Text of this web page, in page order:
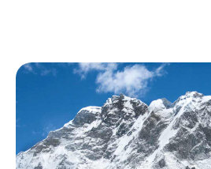
Экспедиции
Трекинги Восхождения
Индивидуальные туры
Календарь